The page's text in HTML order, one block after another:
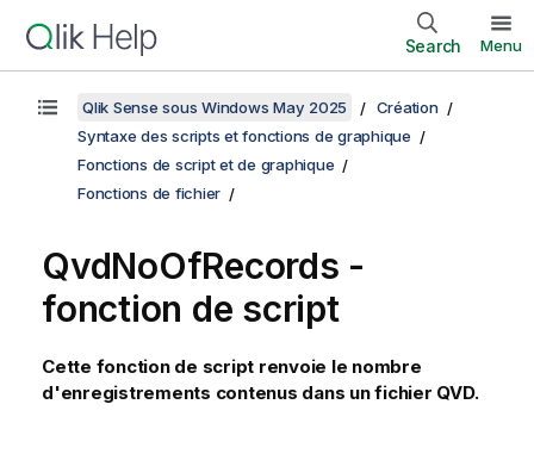
Search Menu
Qlik Sense sous Windows May 2025
Création
Syntaxe des scripts et fonctions de graphique
Fonctions de script et de graphique
Fonctions de fichier
QvdNoOfRecords -
fonction de script
Cette fonction de script renvoie le nombre
d'enregistrements contenus dans un fichier QVD.